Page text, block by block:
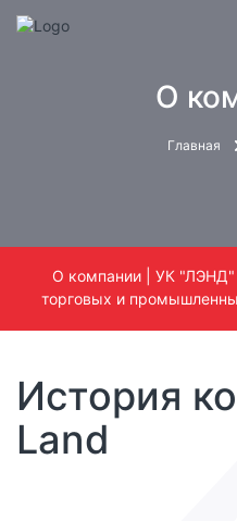
О
Главная
О компании | УК "ЛЭНД"
торговых и
История
Land